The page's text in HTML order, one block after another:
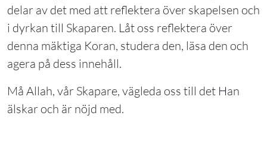
delar av det med att reflektera över skapelsen och
i dyrkan till Skaparen. Låt oss reflektera över
denna mäktiga Koran, studera den, läsa den och
agera på dess innehåll.
Må Allah, vår Skapare, vägleda oss till det Han
älskar och är nöjd med.